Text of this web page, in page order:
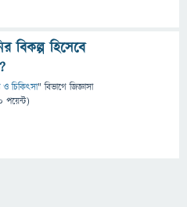
বিকল্প হিসেবে
ও চিকিৎসা" বিভাগে জিজ্ঞাসা
পয়েন্ট)